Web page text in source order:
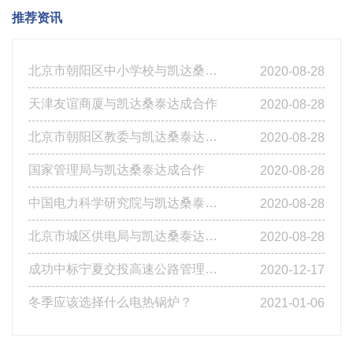
推荐资讯
北京市朝阳区中小学校与凯达桑泰达成合作 2020-08-28
天津友谊商厦与凯达桑泰达成合作 2020-08-28
北京市朝阳区教委与凯达桑泰达成合作 2020-08-28
国家管理局与凯达桑泰达成合作 2020-08-28
中国电力科学研究院与凯达桑泰达成合作 2020-08-28
北京市城区供电局与凯达桑泰达成合作 2020-08-28
成功中标宁夏交投高速公路管理有限公司基层站点燃煤改造工程第四标段 2020-12-17
冬季应该选择什么电热锅炉？ 2021-01-06